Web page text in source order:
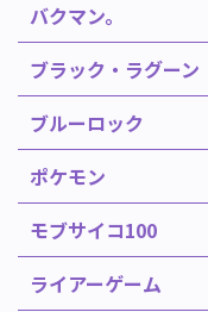
バクマン。
ブラック・ラグーン
ブルーロック
ポケモン
モブサイコ100
ライアーゲーム